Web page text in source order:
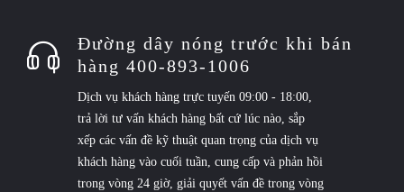
Đường dây nóng trước khi bán
hàng 400-893-1006
Dịch vụ khách hàng trực tuyến 09:00 - 18:00,
trả lời tư vấn khách hàng bất cứ lúc nào, sắp
xếp các vấn đề kỹ thuật quan trọng của dịch vụ
khách hàng vào cuối tuần, cung cấp và phản hồi
trong vòng 24 giờ, giải quyết vấn đề trong vòng